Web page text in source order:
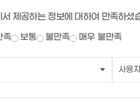
제공하는 정보에 대하여 만족하셨
족 보통 불만족 매우 불만족